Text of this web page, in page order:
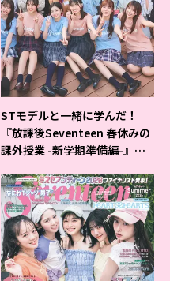
STモデルと一緒に学んだ！
『放課後Seventeen 春休みの
課外授業 -新学期準備編-』イ